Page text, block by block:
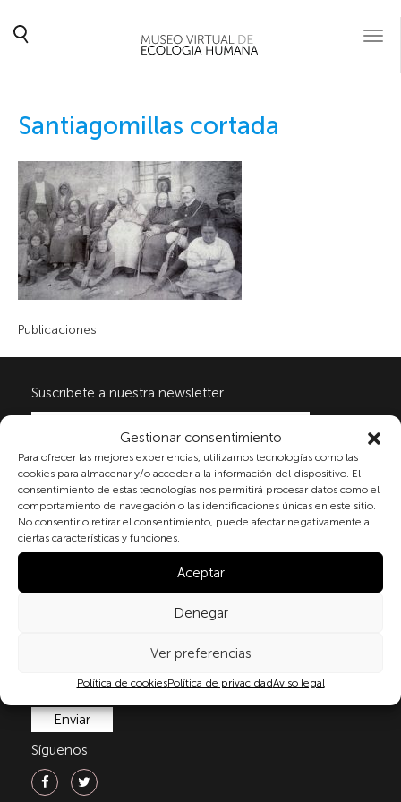
Gestionar consentimiento
Para ofrecer las mejores experiencias, utilizamos tecnologías como las
cookies para almacenar y/o acceder a la información del dispositivo. El
consentimiento de estas tecnologías nos permitirá procesar datos como el
comportamiento de navegación o las identificaciones únicas en este sitio.
No consentir o retirar el consentimiento, puede afectar negativamente a
ciertas características y funciones.
Aceptar
Denegar
Ver preferencias
Política de cookiesPolítica de privacidadAviso legal
Santiagomillas cortada
Publicaciones
Suscribete a nuestra newsletter
Al marcar la casilla y enviar este formulario, usted
consiente expresamente el tratamiento de sus datos
personales conforme a la normativa vigente en
materia de protección de datos personales, en
particular, de acuerdo con lo dispuesto en el
del Consejo de 27 de abril de 2016 (RGPD) y la Ley
Orgánica 3/2018, de 5 de diciembre, de Protección de
Datos Personales y garantía de los derechos
política de privacidad
Síguenos